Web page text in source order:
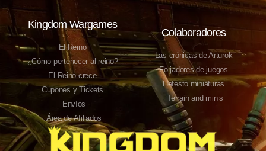
Kingdom Wargames
El Reino
¿Cómo pertenecer al reino?
El Reino crece
Cupones y Tickets
Envíos
Área de Afiliados
Colaboradores
Las crónicas de Arturok
Forjadores de juegos
Hefesto miniaturas
Terrain and minis